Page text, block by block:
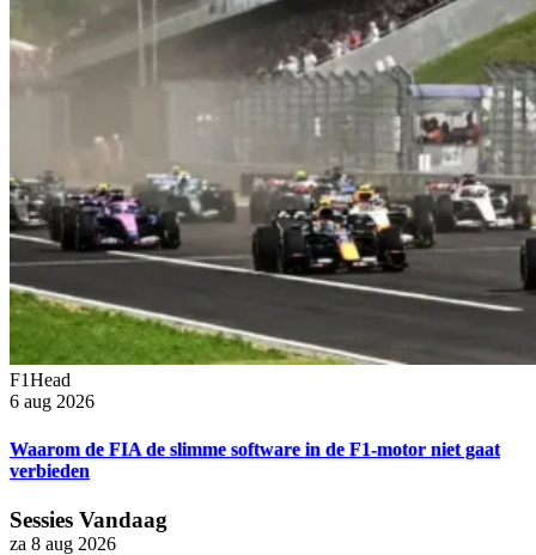
F1Head
6 aug 2026
Waarom de FIA de slimme software in de F1-motor niet gaat
verbieden
Sessies Vandaag
za 8 aug 2026